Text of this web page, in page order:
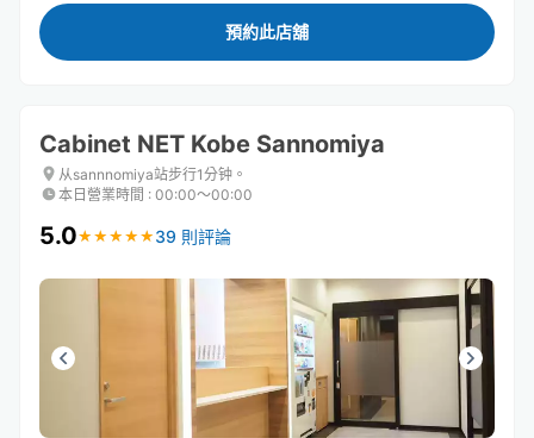
預約此店舖
Cabinet NET Kobe Sannomiya
从sannnomiya站步行1分钟。
本日營業時間 : 00:00〜00:00
5.0★ ★ ★ ★ ★
★ ★ ★ ★ ★ 39 則評論